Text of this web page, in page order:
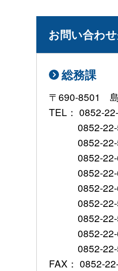
お問い合わ
総務課
〒690-8501
TEL： 0852-
0852-22-
0852-22-
0852-22-
0852-22-
0852-22-
0852-22-
0852-22-
0852-22-
0852-22-
FAX： 0852-